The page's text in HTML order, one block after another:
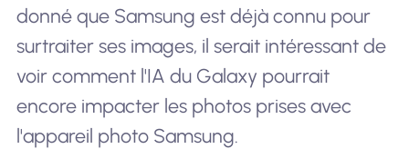
donné que Samsung est déjà connu pour
surtraiter ses images, il serait intéressant de
voir comment l'IA du Galaxy pourrait
encore impacter les photos prises avec
l'appareil photo Samsung.